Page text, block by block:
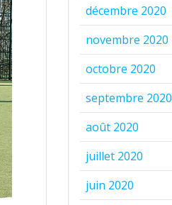
décembre 2020
novembre 2020
octobre 2020
septembre 2020
août 2020
juillet 2020
juin 2020